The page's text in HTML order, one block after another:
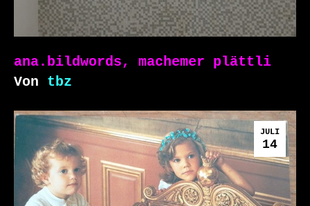
ana.bildwords, machemer plättli
Von tbz
JULI
14